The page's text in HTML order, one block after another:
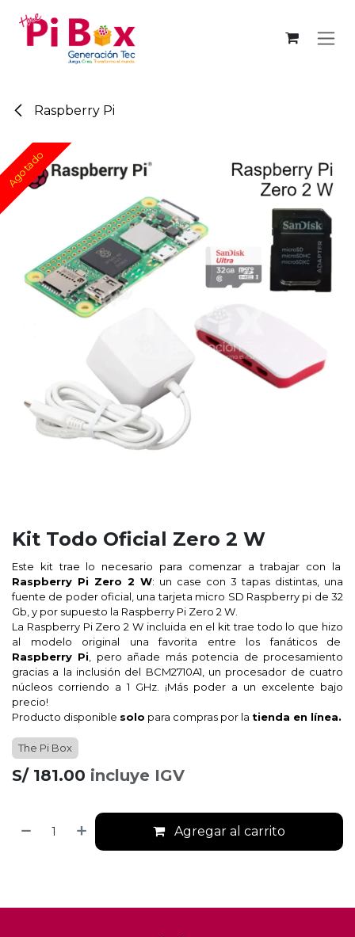
Raspberry Pi
Agotado
Kit Todo Oficial Zero 2 W
Este kit trae lo necesario para comenzar a trabajar con la
Raspberry Pi Zero 2 W: un case con 3 tapas distintas, una
fuente de poder oficial, una tarjeta micro SD Raspberry pi de 32
Gb, y por supuesto la Raspberry Pi Zero 2 W.
La Raspberry Pi Zero 2 W incluida en el kit trae todo lo que hizo
al modelo original una favorita entre los fanáticos de
Raspberry Pi , pero añade más potencia de procesamiento
gracias a la inclusión del BCM2710A1, un procesador de cuatro
núcleos corriendo a 1 GHz. ¡Más poder a un excelente bajo
precio!
Producto disponible solo para compras por la tienda en línea.
The Pi Box
S/ 181.00 incluye IGV
Agregar al carrito